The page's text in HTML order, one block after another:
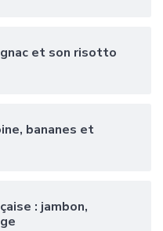
et son risotto
bananes et
: jambon,